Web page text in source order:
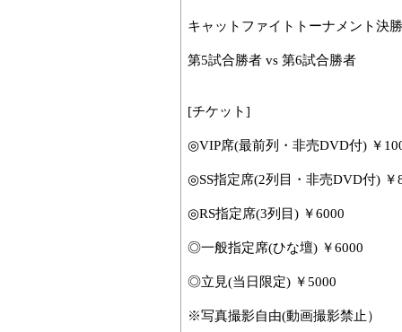
キャットファイトトーナメント決勝
第5試合勝者 vs 第6試合勝者
[チケット]
◎VIP席(最前列・非売DVD付) ￥
◎SS指定席(2列目・非売DVD付) ￥
◎RS指定席(3列目) ￥6000
◎一般指定席(ひな壇) ￥6000
◎立見(当日限定) ￥5000
※写真撮影自由(動画撮影禁止）